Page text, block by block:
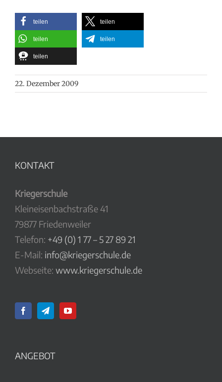
teilen teilen
teilen teilen
teilen
22. Dezember 2009
KONTAKT
Kriegerschule
Kleineisenbachstraße 41
79877 Friedenweiler
Telefon: +49 (0) 1 77 – 5 27 89 21
E-Mail: info@kriegerschule.de
Webseite: www.kriegerschule.de
ANGEBOT